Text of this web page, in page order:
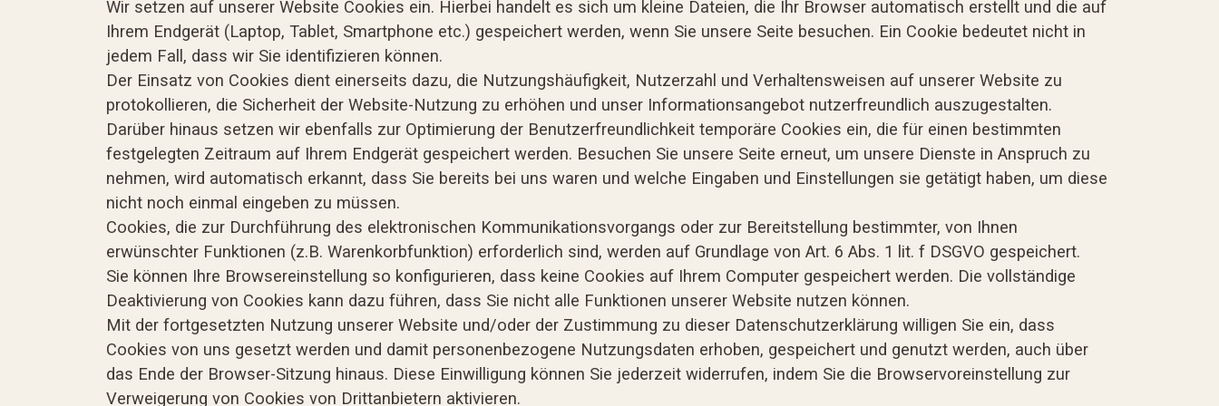
Wir setzen auf unserer Website Cookies ein. Hierbei handelt es sich um kleine Dateien, die Ihr Browser automatisch erstellt und die auf
Ihrem Endgerät (Laptop, Tablet, Smartphone etc.) gespeichert werden, wenn Sie unsere Seite besuchen. Ein Cookie bedeutet nicht in
jedem Fall, dass wir Sie identifizieren können.
Der Einsatz von Cookies dient einerseits dazu, die Nutzungshäufigkeit, Nutzerzahl und Verhaltensweisen auf unserer Website zu
protokollieren, die Sicherheit der Website-Nutzung zu erhöhen und unser Informationsangebot nutzerfreundlich auszugestalten.
Darüber hinaus setzen wir ebenfalls zur Optimierung der Benutzerfreundlichkeit temporäre Cookies ein, die für einen bestimmten
festgelegten Zeitraum auf Ihrem Endgerät gespeichert werden. Besuchen Sie unsere Seite erneut, um unsere Dienste in Anspruch zu
nehmen, wird automatisch erkannt, dass Sie bereits bei uns waren und welche Eingaben und Einstellungen sie getätigt haben, um diese
nicht noch einmal eingeben zu müssen.
Cookies, die zur Durchführung des elektronischen Kommunikationsvorgangs oder zur Bereitstellung bestimmter, von Ihnen
erwünschter Funktionen (z.B. Warenkorbfunktion) erforderlich sind, werden auf Grundlage von Art. 6 Abs. 1 lit. f DSGVO gespeichert.
Sie können Ihre Browsereinstellung so konfigurieren, dass keine Cookies auf Ihrem Computer gespeichert werden. Die vollständige
Deaktivierung von Cookies kann dazu führen, dass Sie nicht alle Funktionen unserer Website nutzen können.
Mit der fortgesetzten Nutzung unserer Website und/oder der Zustimmung zu dieser Datenschutzerklärung willigen Sie ein, dass
Cookies von uns gesetzt werden und damit personenbezogene Nutzungsdaten erhoben, gespeichert und genutzt werden, auch über
das Ende der Browser-Sitzung hinaus. Diese Einwilligung können Sie jederzeit widerrufen, indem Sie die Browservoreinstellung zur
Verweigerung von Cookies von Drittanbietern aktivieren.